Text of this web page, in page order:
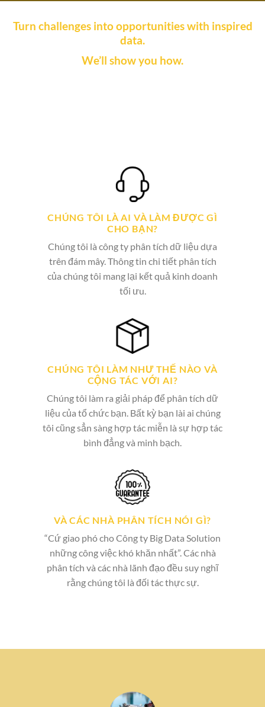
Turn challenges into opportunities with inspired
data.
We’ll show you how.
CHÚNG TÔI LÀ AI VÀ LÀM ĐƯỢC GÌ
CHO BẠN?
Chúng tôi là công ty phân tích dữ liệu dựa
trên đám mây. Thông tin chi tiết phân tích
của chúng tôi mang lại kết quả kinh doanh
tối ưu.
CHÚNG TÔI LÀM NHƯ THẾ NÀO VÀ
CỘNG TÁC VỚI AI?
Chúng tôi làm ra giải pháp để phân tích dữ
liệu của tổ chức bạn. Bất kỳ bạn lài ai chúng
tôi cũng sẳn sàng hợp tác miễn là sự hợp tác
bình đẳng và minh bạch.
VÀ CÁC NHÀ PHÂN TÍCH NÓI GÌ?
“Cứ giao phó cho Công ty Big Data Solution
những công việc khó khăn nhất”. Các nhà
phân tích và các nhà lãnh đạo đều suy nghĩ
rằng chúng tôi là đối tác thực sự.